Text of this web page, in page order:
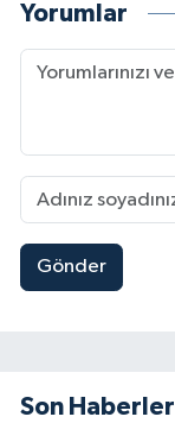
Yorumlar
Gönder
Son Haberler